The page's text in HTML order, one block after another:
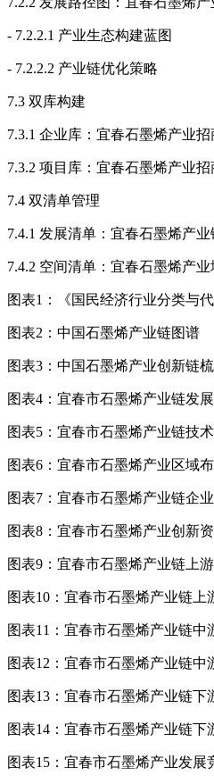
- 7.2.2.1 产业生态构建蓝图
- 7.2.2.2 产业链优化策略
7.3 双库构建
7.3.1 企业库：宜春石墨烯产业
7.3.2 项目库：宜春石墨烯产业
7.4 双清单管理
7.4.1 发展清单：宜春石墨烯产
7.4.2 空间清单：宜春石墨烯产
图表1：《国民经济行业分类与
图表2：中国石墨烯产业链图谱
图表3：中国石墨烯产业创新链
图表4：宜春市石墨烯产业链发
图表5：宜春市石墨烯产业链技
图表6：宜春市石墨烯产业区域
图表7：宜春市石墨烯产业链企
图表8：宜春市石墨烯产业创新
图表9：宜春市石墨烯产业链上
图表10：宜春市石墨烯产业链上
图表11：宜春市石墨烯产业链中
图表12：宜春市石墨烯产业链中
图表13：宜春市石墨烯产业链下
图表14：宜春市石墨烯产业链下
图表15：宜春市石墨烯产业发展